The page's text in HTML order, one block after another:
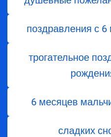
поздравления с
трогательное
6 месяцев
сладких